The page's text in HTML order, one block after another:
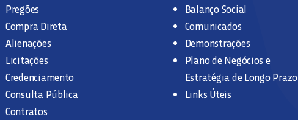
Pregões
Compra Direta
Alienações
Licitações
Credenciamento
Consulta Pública
Contratos
Balanço Social
Comunicados
Demonstrações
Plano de Negócios e
Estratégia de Longo Prazo
Links Úteis